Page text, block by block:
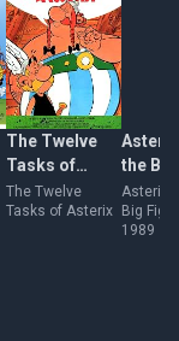
The Twelve
Tasks of
Asterix
The Twelve
Tasks of Asterix
the
Asterix
Big Fight
1989